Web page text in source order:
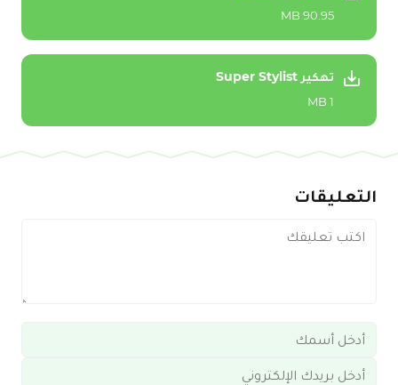
90.95 MB
تهكير Super Stylist
1 MB
التعليقات